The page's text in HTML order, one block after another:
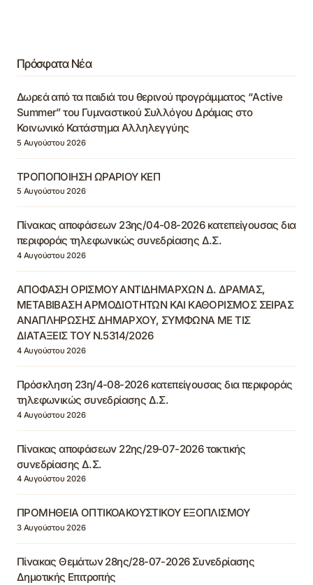
Πρόσφατα Νέα
Δωρεά από τα παιδιά του θερινού προγράμματος “Active
Summer” του Γυμναστικού Συλλόγου Δράμας στο
Κοινωνικό Κατάστημα Αλληλεγγύης
5 Αυγούστου 2026
ΤΡΟΠΟΠΟΙΗΣΗ ΩΡΑΡΙΟΥ ΚΕΠ
5 Αυγούστου 2026
Πίνακας αποφάσεων 23ης/04-08-2026 κατεπείγουσας δια
περιφοράς τηλεφωνικώς συνεδρίασης Δ.Σ.
4 Αυγούστου 2026
ΑΠΟΦΑΣΗ ΟΡΙΣΜΟΥ ΑΝΤΙΔΗΜΑΡΧΩΝ Δ. ΔΡΑΜΑΣ,
ΜΕΤΑΒΙΒΑΣΗ ΑΡΜΟΔΙΟΤΗΤΩΝ ΚΑΙ ΚΑΘΟΡΙΣΜΟΣ ΣΕΙΡΑΣ
ΑΝΑΠΛΗΡΩΣΗΣ ΔΗΜΑΡΧΟΥ, ΣΥΜΦΩΝΑ ΜΕ ΤΙΣ
ΔΙΑΤΑΞΕΙΣ ΤΟΥ Ν.5314/2026
4 Αυγούστου 2026
Πρόσκληση 23η/4-08-2026 κατεπείγουσας δια περιφοράς
τηλεφωνικώς συνεδρίασης Δ.Σ.
4 Αυγούστου 2026
Πίνακας αποφάσεων 22ης/29-07-2026 τακτικής
συνεδρίασης Δ.Σ.
4 Αυγούστου 2026
ΠΡΟΜΗΘΕΙΑ ΟΠΤΙΚΟΑΚΟΥΣΤΙΚΟΥ ΕΞΟΠΛΙΣΜΟΥ
3 Αυγούστου 2026
Πίνακας Θεμάτων 28ης/28-07-2026 Συνεδρίασης
Δημοτικής Επιτροπής